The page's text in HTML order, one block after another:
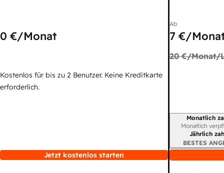
0 €/Monat
Kostenlos für bis zu 2 Benutzer. Keine Kreditkarte
erforderlich.
Jetzt kostenlos starten
Ab
7 €/
20 €/Monat/
Monatlich
Monatlich
Jährlich
BESTES